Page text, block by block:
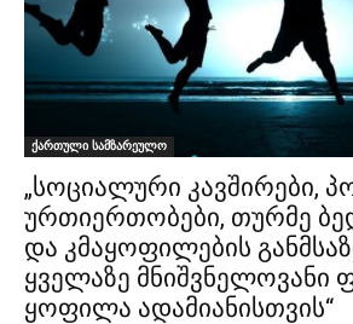
ქართული სამზარეულო
„სოციალური კავშირები,
ურთიერთობები, თურმე
და კმაყოფილების
ყველაზე მნიშვნელოვანი
ყოფილა ადამიანისთვის“